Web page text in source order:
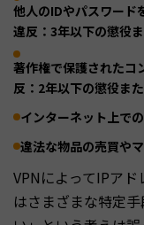
他人のIDやパスワード
違反：3年以下の懲役
著作権で保護されたコ
反：2年以下の懲役ま
インターネット上で
違法な物品の売買や
VPNによってIPア
はさまざまな特定